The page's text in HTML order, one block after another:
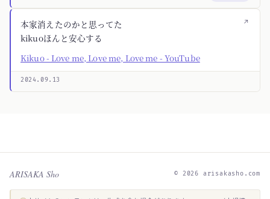
↗
本家消えたのかと思ってた
kikuoほんと安心する
Kikuo - Love me, Love me, Love me - YouTube
2024.09.13
ARISAKA Sho © 2026 arisakasho.com